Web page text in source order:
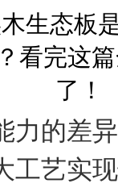
力的差
工艺实